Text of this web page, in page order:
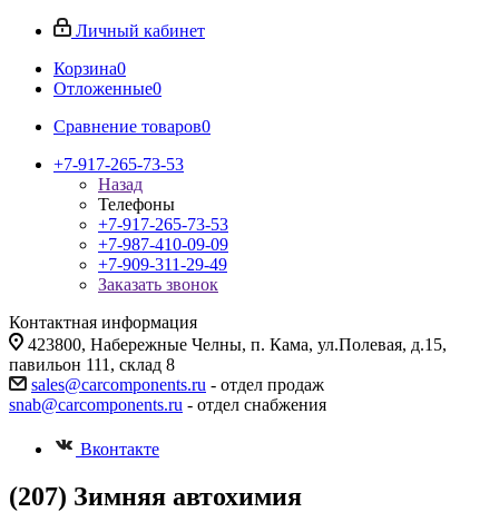
Личный кабинет
Корзина0
Отложенные0
Сравнение товаров0
+7-917-265-73-53
Назад
Телефоны
+7-917-265-73-53
+7-987-410-09-09
+7-909-311-29-49
Заказать звонок
Контактная информация
423800, Набережные Челны, п. Кама, ул.Полевая, д.15,
павильон 111, склад 8
sales@carcomponents.ru - отдел продаж
snab@carcomponents.ru - отдел снабжения
Вконтакте
(207) Зимняя автохимия